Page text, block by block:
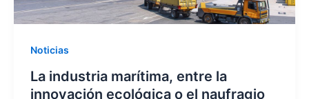
Noticias
La industria marítima, entre la
innovación ecológica o el naufragio